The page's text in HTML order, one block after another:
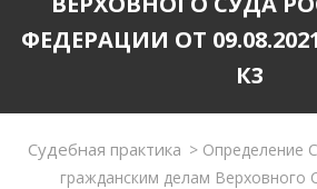
ФЕДЕРАЦИИ ОТ
К3
Судебная практика > Определение
гражданским делам Верховного